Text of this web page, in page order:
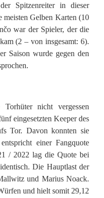
Spitzenreiter in dieser
meisten Gelben Karten (10
war der Spieler, der die
(2 – von insgesamt: 6).
Saison wurde gegen den
nicht vergessen
eingesetzten Keeper des
Tor. Davon konnten sie
einer Fangquote
/ 2022 lag die Quote bei
Die Hauptlast der
und Marius Noack.
und hielt somit 29,12